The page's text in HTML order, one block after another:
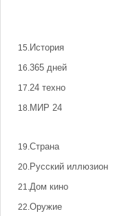
История
365 дней
24 техно
МИР 24
Страна
Русский иллюзион
Дом кино
Оружие